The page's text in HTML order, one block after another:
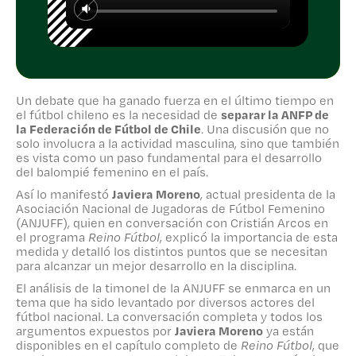
distintos puntos que se necesitan para
alcanzar un mejor desarrollo en la disciplina.
enmarca en un tema que ha sido levantado
por diversos actores del fútbol nacional. La
conversación completa y todos los
argumentos expuestos porJaviera Moreno
ya están disponibles en el capítulo completo
deReino Fútbol, que puedes ver en nuestro
canal de YouTube y a través de las pantallas
de Zapping Sports.
Un debate que ha ganado fuerza en el último tiempo en
el fútbol chileno es la necesidad de separar la ANFP de
la Federación de Fútbol de Chile. Una discusión que no
solo involucra a la actividad masculina, sino que también
es vista como un paso fundamental para el desarrollo
del balompié femenino en el país.
Así lo manifestó Javiera Moreno, actual presidenta de la
Asociación Nacional de Jugadoras de Fútbol Femenino
(ANJUFF), quien en conversación con Cristián Arcos en
el programa Reino Fútbol, explicó la importancia de esta
medida y detalló los distintos puntos que se necesitan
para alcanzar un mejor desarrollo en la disciplina.
El análisis de la timonel de la ANJUFF se enmarca en un
tema que ha sido levantado por diversos actores del
fútbol nacional. La conversación completa y todos los
argumentos expuestos por Javiera Morenoya están
disponibles en el capítulo completo de Reino Fútbol, que